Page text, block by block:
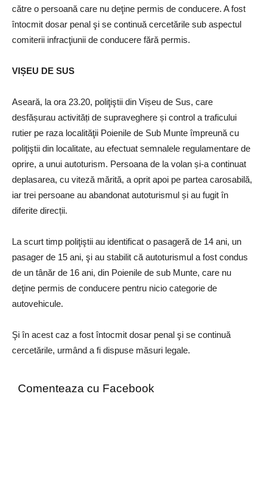
către o persoană care nu deţine permis de conducere. A fost
întocmit dosar penal şi se continuă cercetările sub aspectul
comiterii infracţiunii de conducere fără permis.
VIȘEU DE SUS
Aseară, la ora 23.20, poliţiştii din Vișeu de Sus, care
desfășurau activități de supraveghere și control a traficului
rutier pe raza localităţii Poienile de Sub Munte împreună cu
poliţiştii din localitate, au efectuat semnalele regulamentare de
oprire, a unui autoturism. Persoana de la volan și-a continuat
deplasarea, cu viteză mărită, a oprit apoi pe partea carosabilă,
iar trei persoane au abandonat autoturismul și au fugit în
diferite direcții.
La scurt timp poliţiştii au identificat o pasageră de 14 ani, un
pasager de 15 ani, şi au stabilit că autoturismul a fost condus
de un tânăr de 16 ani, din Poienile de sub Munte, care nu
deţine permis de conducere pentru nicio categorie de
autovehicule.
Şi în acest caz a fost întocmit dosar penal şi se continuă
cercetările, urmând a fi dispuse măsuri legale.
Comenteaza cu Facebook